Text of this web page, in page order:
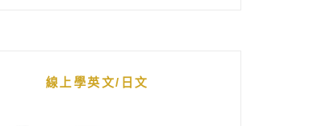
線上學英文/日文